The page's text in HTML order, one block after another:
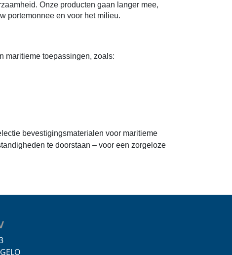
Onze producten gaan langer mee,
portemonnee en voor het milieu.
maritieme toepassingen, zoals:
bevestigingsmaterialen voor maritieme
te doorstaan – voor een zorgeloze